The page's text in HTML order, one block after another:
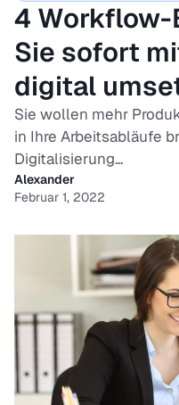
4
Sie sofort
digital
Sie wollen mehr
in Ihre Arbeitsabläufe
Digitalisierung...
Alexander
Februar 1, 2022